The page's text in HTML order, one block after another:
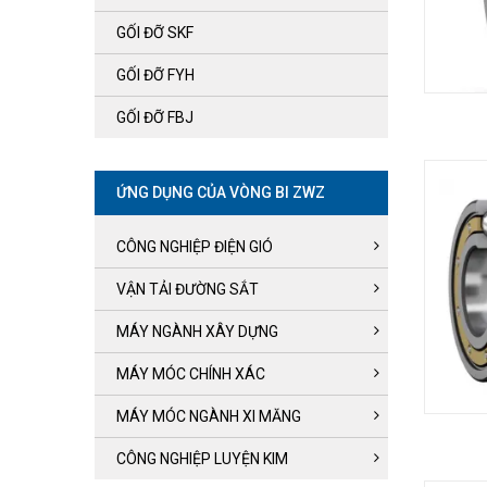
GỐI ĐỠ SKF
GỐI ĐỠ FYH
GỐI ĐỠ FBJ
ỨNG DỤNG CỦA VÒNG BI ZWZ
CÔNG NGHIỆP ĐIỆN GIÓ
VẬN TẢI ĐƯỜNG SẮT
MÁY NGÀNH XÂY DỰNG
MÁY MÓC CHÍNH XÁC
MÁY MÓC NGÀNH XI MĂNG
CÔNG NGHIỆP LUYỆN KIM